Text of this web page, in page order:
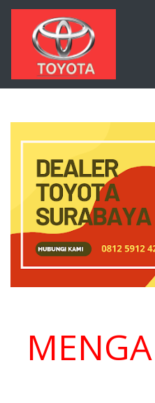
Langsung ke konten utama